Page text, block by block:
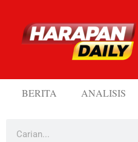
BERITA ANALISIS